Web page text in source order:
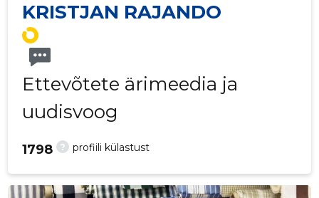
KRISTJAN RAJANDO
Ettevõtete ärimeedia ja
uudisvoog
? profiili külastust
1798